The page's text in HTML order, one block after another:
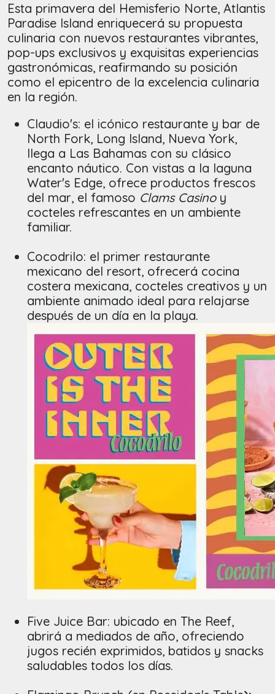
Esta primavera del Hemisferio Norte, Atlantis
Paradise Island enriquecerá su propuesta
culinaria con nuevos restaurantes vibrantes,
pop-ups exclusivos y exquisitas experiencias
gastronómicas, reafirmando su posición
como el epicentro de la excelencia culinaria
en la región.
Claudio's: el icónico restaurante y bar de
North Fork, Long Island, Nueva York,
llega a Las Bahamas con su clásico
encanto náutico. Con vistas a la laguna
Water's Edge, ofrece productos frescos
del mar, el famoso Clams Casinoy
cocteles refrescantes en un ambiente
familiar.
Cocodrilo: el primer restaurante
mexicano del resort, ofrecerá cocina
costera mexicana, cocteles creativos y un
ambiente animado ideal para relajarse
después de un día en la playa.
Five Juice Bar: ubicado en The Reef,
abrirá a mediados de año, ofreciendo
jugos recién exprimidos, batidos y snacks
saludables todos los días.